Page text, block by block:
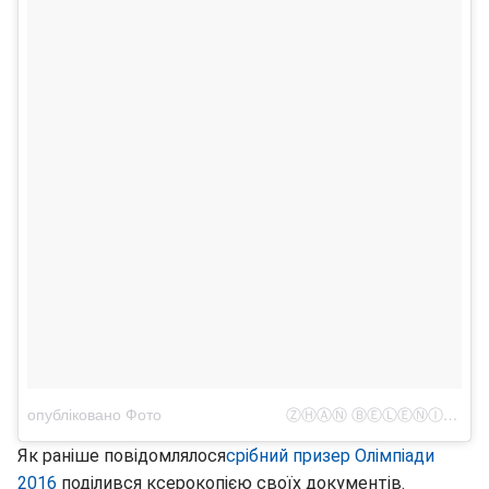
опубліковано Фото ⠀⠀⠀⠀⠀⠀⠀⠀⠀⠀⠀ⓏⒽⒶⓃ ⒷⒺⓁⒺⓃⒾⓊⓀ (@zhanbeleniuk)
Як раніше повідомлялосясрібний призер Олімпіади
2016 поділився ксерокопією своїх документів.